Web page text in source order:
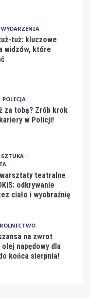
WYDARZENIA
tuż: kluczowe
widzów, które
POLICJA
za tobą? Zrób krok
w Policji!
SZTUKA
teatralne
odkrywanie
ciało i wyobraźnię
ROLNICTWO
na zwrot
olej napędowy dla
końca sierpnia!